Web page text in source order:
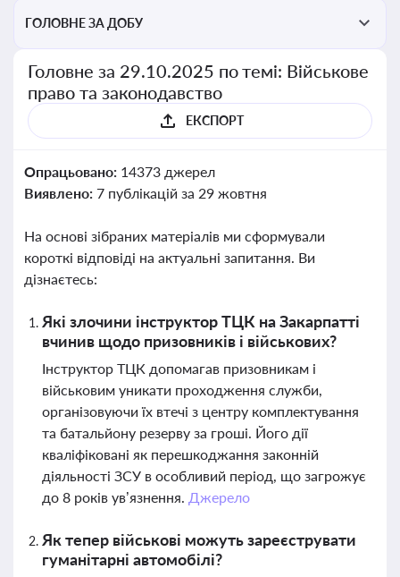
ГОЛОВНЕ ЗА ДОБУ
Головне за 29.10.2025 по темі: Військове
право та законодавство
ЕКСПОРТ
Опрацьовано: 14373 джерел
Виявлено: 7 публікацій за 29 жовтня
На основі зібраних матеріалів ми сформували
короткі відповіді на актуальні запитання. Ви
дізнаєтесь:
Які злочини інструктор ТЦК на Закарпатті
вчинив щодо призовників і військових?
Інструктор ТЦК допомагав призовникам і
військовим уникати проходження служби,
організовуючи їх втечі з центру комплектування
та батальйону резерву за гроші. Його дії
кваліфіковані як перешкоджання законній
діяльності ЗСУ в особливий період, що загрожує
до 8 років ув’язнення. Джерело
Як тепер військові можуть зареєструвати
гуманітарні автомобілі?